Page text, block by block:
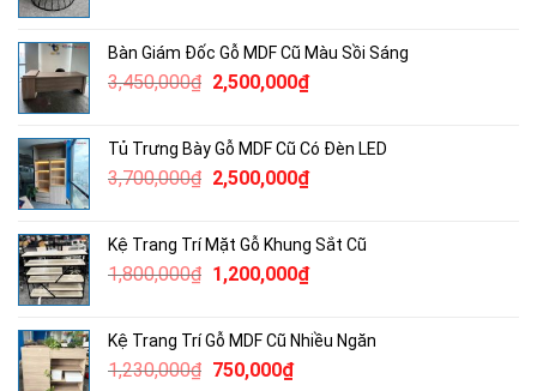
1,300,000₫.
là:
800,000₫.
Bàn Giám Đốc Gỗ MDF Cũ Màu Sồi Sáng
3,450,000₫ Giá
3,450,000₫.
2,500,000₫Giá
là:
2,500,000₫.
Tủ Trưng Bày Gỗ MDF Cũ Có Đèn LED
3,700,000₫ Giá
3,700,000₫.
2,500,000₫Giá
là:
2,500,000₫.
Kệ Trang Trí Mặt Gỗ Khung Sắt Cũ
1,800,000₫ Giá
1,800,000₫.
1,200,000₫Giá
là:
Kệ Trang Trí Gỗ MDF Cũ Nhiều Ngăn
1,230,000₫ Giá
750,000₫Giá